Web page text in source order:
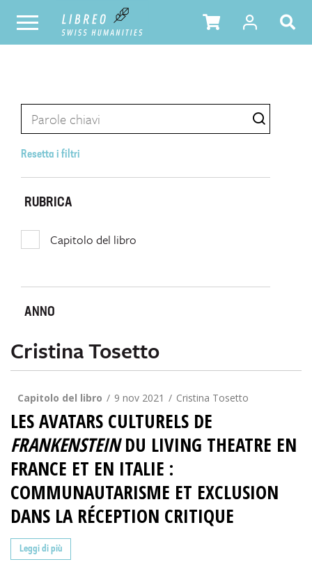
Resetta i filtri
RUBRICA
Capitolo del libro
ANNO
Cristina Tosetto
Capitolo del libro 9 nov 2021 Cristina Tosetto
LES AVATARS CULTURELS DE
FRANKENSTEINDU LIVING THEATRE EN
FRANCE ET EN ITALIE :
COMMUNAUTARISME ET EXCLUSION
DANS LA RÉCEPTION CRITIQUE
Leggi di più